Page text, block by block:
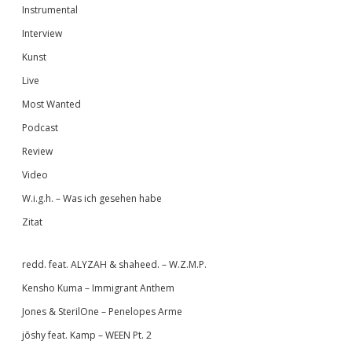
Instrumental
Interview
Kunst
Live
Most Wanted
Podcast
Review
Video
W.i.g.h. – Was ich gesehen habe
Zitat
redd. feat. ALYZAH & shaheed. – W.Z.M.P.
Kensho Kuma – Immigrant Anthem
Jones & SterilOne – Penelopes Arme
jōshy feat. Kamp – WEEN Pt. 2